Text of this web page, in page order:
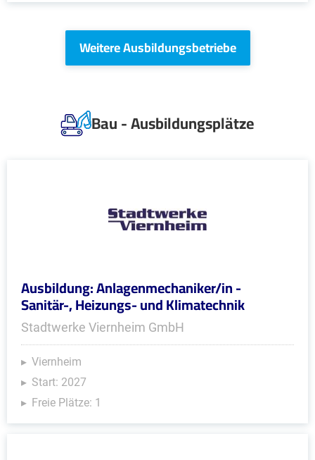
Weitere Ausbildungsbetriebe
Bau - Ausbildungsplätze
Ausbildung: Anlagenmechaniker/in -
Sanitär-, Heizungs- und Klimatechnik
Stadtwerke Viernheim GmbH
Viernheim
Start: 2027
Freie Plätze: 1